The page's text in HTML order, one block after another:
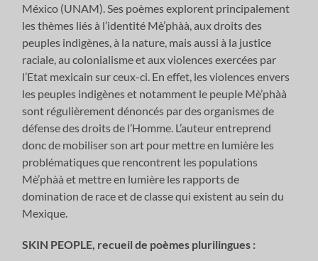
México (UNAM). Ses poèmes explorent principalement
les thèmes liés à l’identité Mè’phàà, aux droits des
peuples indigènes, à la nature, mais aussi à la justice
raciale, au colonialisme et aux violences exercées par
l’Etat mexicain sur ceux-ci. En effet, les violences envers
les peuples indigènes et notamment le peuple Mè’phàà
sont régulièrement dénoncés par des organismes de
défense des droits de l’Homme. L’auteur entreprend
donc de mobiliser son art pour mettre en lumière les
problématiques que rencontrent les populations
Mè’phàà et mettre en lumière les rapports de
domination de race et de classe qui existent au sein du
Mexique.
SKIN PEOPLE, recueil de poèmes plurilingues :